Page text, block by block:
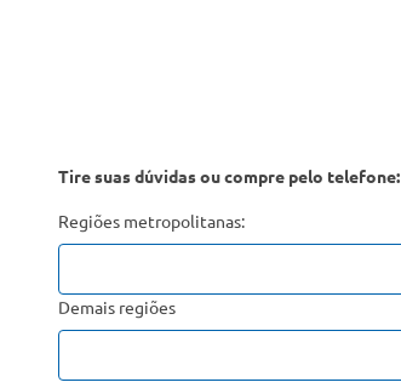
Tire suas dúvidas ou compre pelo telefone:
Regiões metropolitanas:
Demais regiões